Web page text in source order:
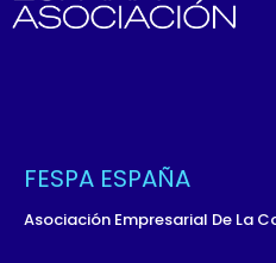
FESPA ESPAÑA
Asociación Empresarial De La